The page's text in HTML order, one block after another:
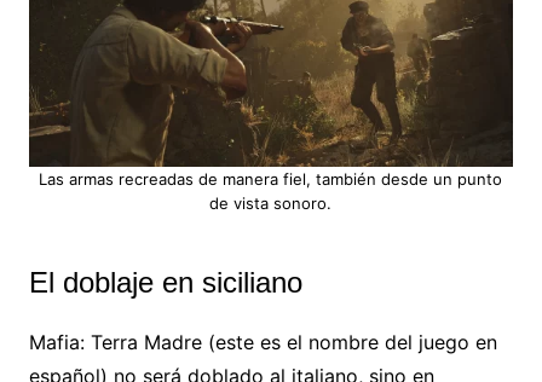
Las armas recreadas de manera fiel, también desde un punto
de vista sonoro.
El doblaje en siciliano
Mafia: Terra Madre (este es el nombre del juego en
español) no será doblado al italiano, sino en